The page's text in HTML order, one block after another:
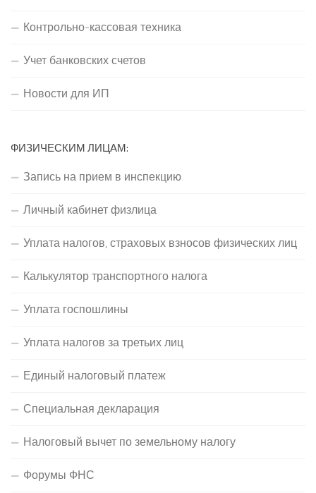
Контрольно-кассовая техника
Учет банковских счетов
Новости для ИП
ФИЗИЧЕСКИМ ЛИЦАМ:
Запись на прием в инспекцию
Личный кабинет физлица
Уплата налогов, страховых взносов физических лиц
Калькулятор транспортного налога
Уплата госпошлины
Уплата налогов за третьих лиц
Единый налоговый платеж
Специальная декларация
Налоговый вычет по земельному налогу
Форумы ФНС